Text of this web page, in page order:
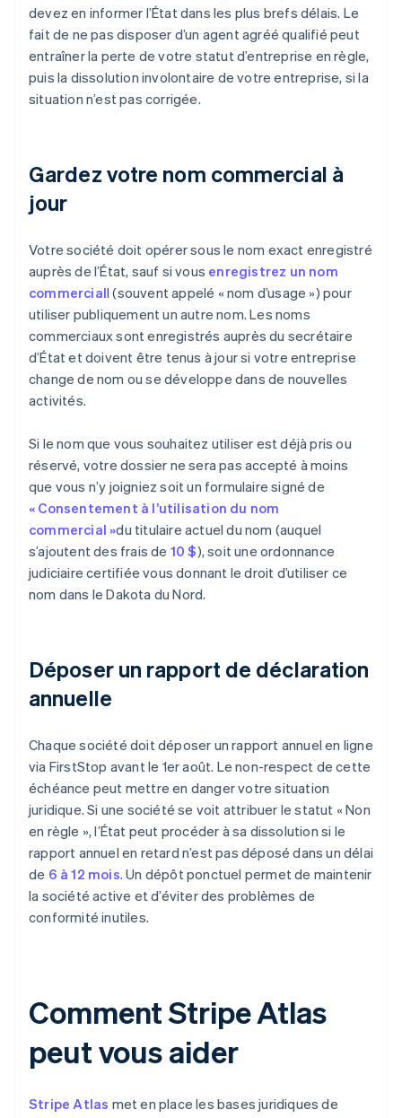
devez en informer l’État dans les plus brefs délais. Le
fait de ne pas disposer d’un agent agréé qualifié peut
entraîner la perte de votre statut d’entreprise en règle,
puis la dissolution involontaire de votre entreprise, si la
situation n’est pas corrigée.
Gardez votre nom commercial à
jour
Votre société doit opérer sous le nom exact enregistré
auprès de l’État, sauf si vous enregistrez un nom
commerciall (souvent appelé « nom d’usage ») pour
utiliser publiquement un autre nom. Les noms
commerciaux sont enregistrés auprès du secrétaire
d’État et doivent être tenus à jour si votre entreprise
change de nom ou se développe dans de nouvelles
activités.
Si le nom que vous souhaitez utiliser est déjà pris ou
réservé, votre dossier ne sera pas accepté à moins
que vous n’y joigniez soit un formulaire signé de
« Consentement à l’utilisation du nom
commercial »du titulaire actuel du nom (auquel
s’ajoutent des frais de 10 $), soit une ordonnance
judiciaire certifiée vous donnant le droit d’utiliser ce
nom dans le Dakota du Nord.
Déposer un rapport de déclaration
annuelle
Chaque société doit déposer un rapport annuel en ligne
via FirstStop avant le 1er août. Le non-respect de cette
échéance peut mettre en danger votre situation
juridique. Si une société se voit attribuer le statut « Non
en règle », l’État peut procéder à sa dissolution si le
rapport annuel en retard n’est pas déposé dans un délai
de 6 à 12 mois. Un dépôt ponctuel permet de maintenir
la société active et d’éviter des problèmes de
conformité inutiles.
Comment Stripe Atlas
peut vous aider
Stripe Atlas met en place les bases juridiques de